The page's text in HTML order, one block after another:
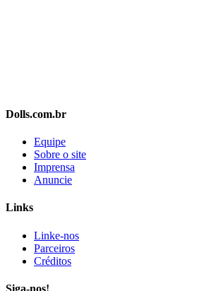
Dolls.com.br
Equipe
Sobre o site
Imprensa
Anuncie
Links
Linke-nos
Parceiros
Créditos
Siga-nos!